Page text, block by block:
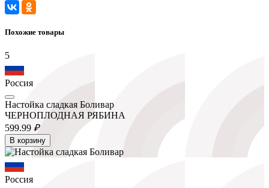
Похожие товары
5
Россия
Настойка сладкая Боливар
ЧЕРНОПЛОДНАЯ РЯБИНА
599.99 ₽
В корзину
Россия